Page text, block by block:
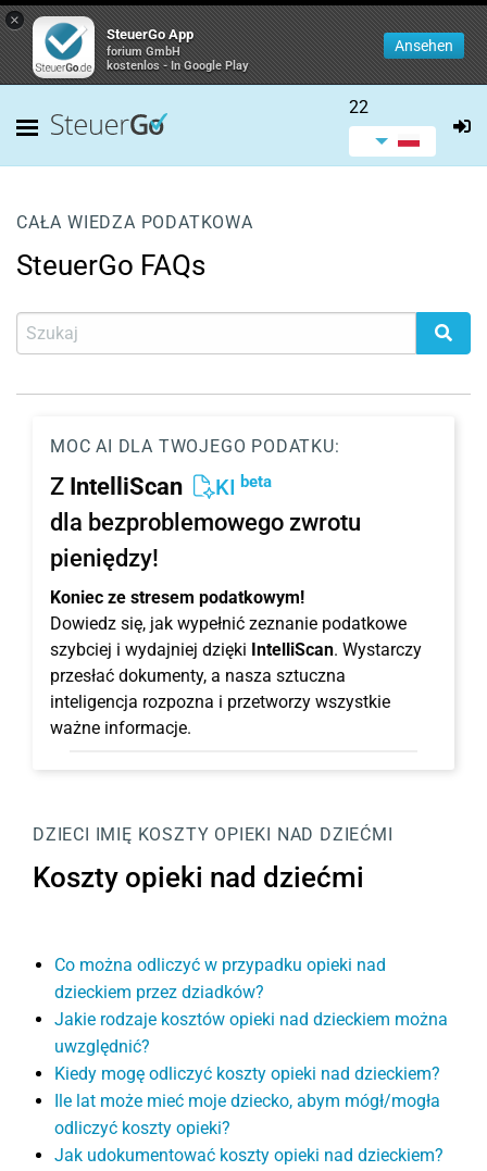
×
SteuerGo App
forium GmbH
kostenlos - In Google Play
Ansehen
22
CAŁA WIEDZA PODATKOWA
SteuerGo FAQs
MOC AI DLA TWOJEGO PODATKU:
Z IntelliScan KI beta
dla bezproblemowego zwrotu
pieniędzy!
Koniec ze stresem podatkowym!
Dowiedz się, jak wypełnić zeznanie podatkowe
szybciej i wydajniej dzięki IntelliScan. Wystarczy
przesłać dokumenty, a nasza sztuczna
inteligencja rozpozna i przetworzy wszystkie
ważne informacje.
DZIECI IMIĘ KOSZTY OPIEKI NAD DZIEĆMI
Koszty opieki nad dziećmi
Co można odliczyć w przypadku opieki nad
dzieckiem przez dziadków?
Jakie rodzaje kosztów opieki nad dzieckiem można
uwzględnić?
Kiedy mogę odliczyć koszty opieki nad dzieckiem?
Ile lat może mieć moje dziecko, abym mógł/mogła
odliczyć koszty opieki?
Jak udokumentować koszty opieki nad dzieckiem?